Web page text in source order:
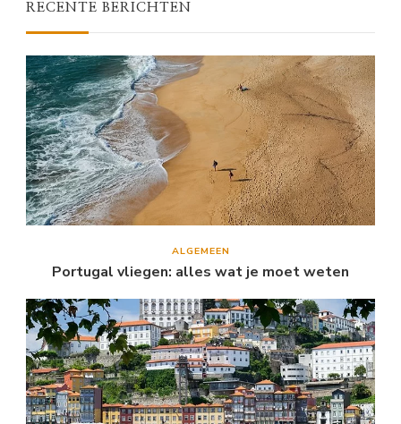
RECENTE BERICHTEN
ALGEMEEN
Portugal vliegen: alles wat je moet weten